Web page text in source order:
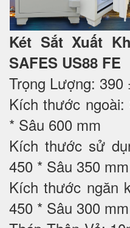
Két Sắt Xuất
SAFES US88 FE
Trọng Lượng: 390
Kích thước
* Sâu 600 mm
Kích thước sử
450 * Sâu 350 mm
Kích thước ngăn
450 * Sâu 300 mm